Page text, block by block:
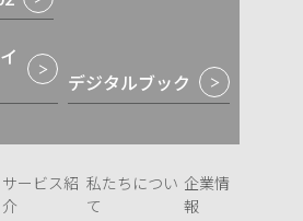
デジタルブック
サービス紹
介
私たちについ
て
企業情
報